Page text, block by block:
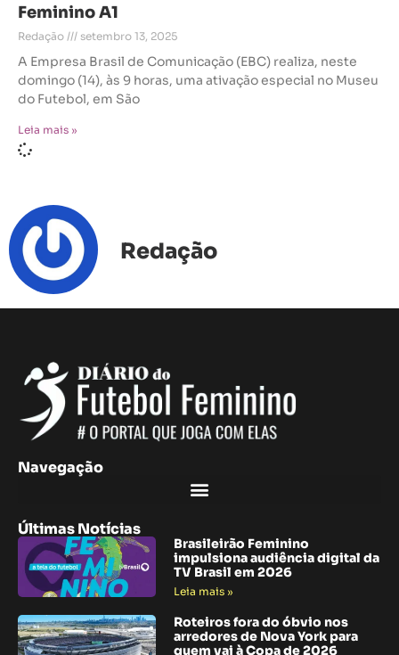
Feminino A1
Redação setembro 13, 2025
A Empresa Brasil de Comunicação (EBC) realiza, neste
domingo (14), às 9 horas, uma ativação especial no Museu
do Futebol, em São
Leia mais »
Redação
Navegação
Últimas Notícias
Brasileirão Feminino
impulsiona audiência digital da
TV Brasil em 2026
Leia mais »
Roteiros fora do óbvio nos
arredores de Nova York para
quem vai à Copa de 2026